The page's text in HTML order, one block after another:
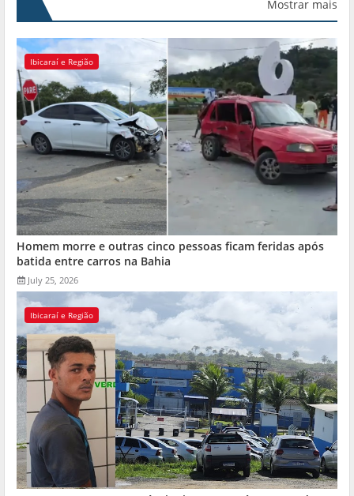
Mostrar mais
Ibicaraí e Região
Homem morre e outras cinco pessoas ficam feridas após
batida entre carros na Bahia
July 25, 2026
Ibicaraí e Região